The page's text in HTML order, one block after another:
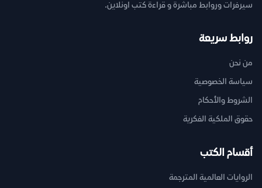
سيرفرات وروابط مباشرة و قراءة كتب اونلاين.
روابط سريعة
من نحن
سياسة الخصوصية
الشروط والأحكام
حقوق الملكية الفكرية
أقسام الكتب
الروايات العالمية المترجمة